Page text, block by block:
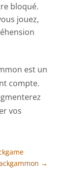
bloqué.
jouez,
est un
compte.
vos
→